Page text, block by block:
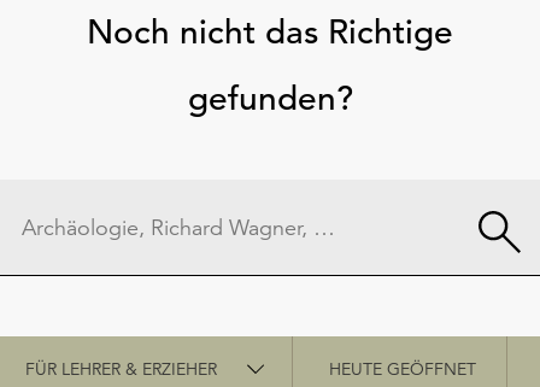
Noch nicht das Richtige
gefunden?
Schnellzugriff
FÜR LEHRER & ERZIEHER HEUTE GEÖFFNET